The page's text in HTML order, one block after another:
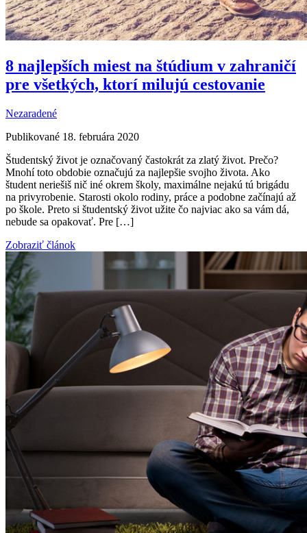
8 najlepších miest na štúdium v zahraničí
pre všetkých, ktorí milujú cestovanie
Nezaradené
Publikované 18. februára 2020
Študentský život je označovaný častokrát za zlatý život. Prečo?
Mnohí toto obdobie označujú za najlepšie svojho života. Ako
študent neriešiš nič iné okrem školy, maximálne nejakú tú brigádu
na privyrobenie. Starosti okolo rodiny, práce a podobne začínajú až
po škole. Preto si študentský život užite čo najviac ako sa vám dá,
nebude sa opakovať. Pre […]
Zobraziť článok